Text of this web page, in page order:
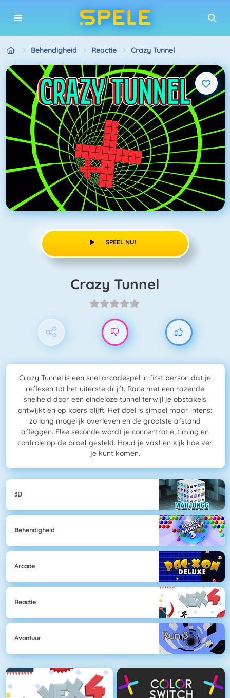
Behendigheid Reactie Crazy Tunnel
SPEEL NU!
Crazy Tunnel
Crazy Tunnel is een snel arcadespel in first person dat je
reflexen tot het uiterste drijft. Race met een razende
snelheid door een eindeloze tunnel terwijl je obstakels
ontwijkt en op koers blijft. Het doel is simpel maar intens:
zo lang mogelijk overleven en de grootste afstand
afleggen. Elke seconde wordt je concentratie, timing en
controle op de proef gesteld. Houd je vast en kijk hoe ver
je kunt komen.
3D
Behendigheid
Arcade
Reactie
Avontuur